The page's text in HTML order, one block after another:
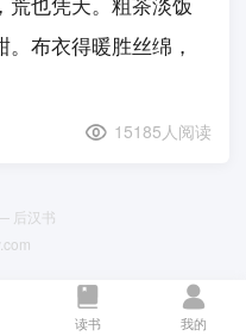
读书 我的
布衣得暖胜丝绵，
15185人阅读
后汉书